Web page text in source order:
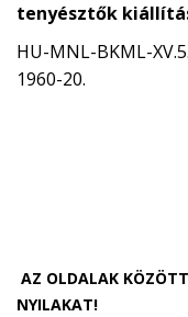
tenyésztők
HU-MNL-BKML-
1960-20.
AZ OLDALAK
NYILAKAT!